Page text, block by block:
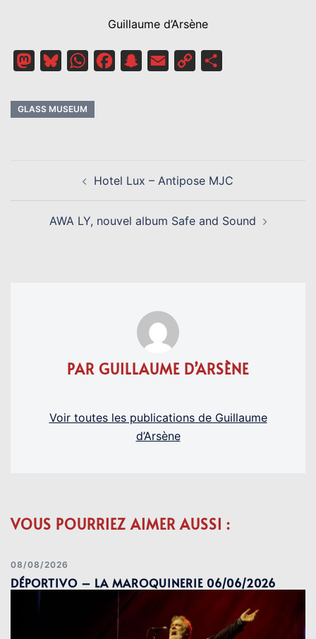
Guillaume d’Arsène
MastodonBlueskyWhatsAppFacebookSnapchat
Email
Copy
GLASS MUSEUM
D’ARTICLE Hotel Lux – Antipose MJC
AWA LY, nouvel album Safe and Sound
PAR GUILLAUME D’ARSÈNE
Voir toutes les publications de Guillaume
d’Arsène
VOUS POURRIEZ AIMER AUSSI :
08/08/2026
DÉPORTIVO – LA MAROQUINERIE 06/06/2026